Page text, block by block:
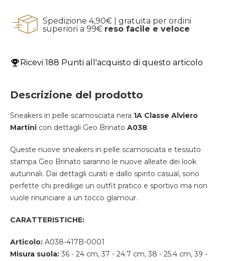
Spedizione 4,90€ | gratuita per ordini
superiori a 99€ reso facile e veloce
Ricevi 188 Punti all'acquisto di questo articolo
Descrizione del prodotto
Sneakers in pelle scamosciata nera 1A Classe Alviero
Martini con dettagli Geo Brinato A038.
Queste nuove sneakers in pelle scamosciata e tessuto
stampa Geo Brinato saranno le nuove alleate dei look
autunnali. Dai dettagli curati e dallo spirito casual, sono
perfette chi predilige un outfit pratico e sportivo ma non
vuole rinunciare a un tocco glamour.
CARATTERISTICHE:
Articolo: A038-417B-0001
Misura suola: 36 - 24 cm, 37 - 24.7 cm, 38 - 25.4 cm, 39 -